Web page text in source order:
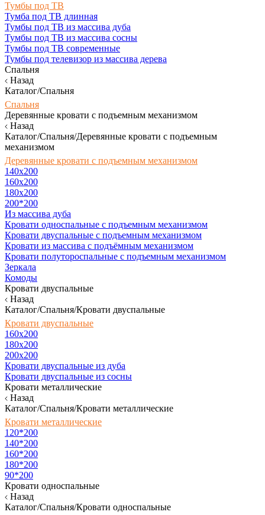
Тумбы под ТВ
Тумба под ТВ длинная
Тумбы под ТВ из массива дуба
Тумбы под ТВ из массива сосны
Тумбы под ТВ современные
Тумбы под телевизор из массива дерева
Спальня
Назад
Каталог/Спальня
Спальня
Деревянные кровати с подъемным механизмом
Назад
Каталог/Спальня/Деревянные кровати с подъемным
механизмом
Деревянные кровати с подъемным механизмом
140x200
160х200
180х200
200*200
Из массива дуба
Кровати односпальные с подъемным механизмом
Кровати двуспальные с подъемным механизмом
Кровати из массива с подъёмным механизмом
Кровати полутороспальные с подъемным механизмом
Зеркала
Комоды
Кровати двуспальные
Назад
Каталог/Спальня/Кровати двуспальные
Кровати двуспальные
160х200
180x200
200x200
Кровати двуспальные из дуба
Кровати двуспальные из сосны
Кровати металлические
Назад
Каталог/Спальня/Кровати металлические
Кровати металлические
120*200
140*200
160*200
180*200
90*200
Кровати односпальные
Назад
Каталог/Спальня/Кровати односпальные